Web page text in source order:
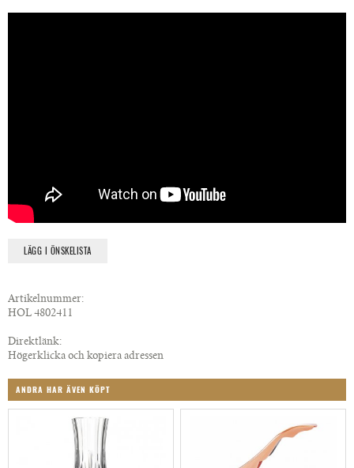
LÄGG I ÖNSKELISTA
Artikelnummer:
HOL 4802411
Direktlänk:
Högerklicka och kopiera adressen
ANDRA HAR ÄVEN KÖPT